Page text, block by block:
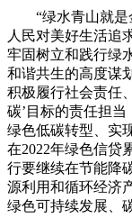
“绿水青山就是
人民对美好生活追
牢固树立和践行绿
和谐共生的高度谋
积极履行社会责任
碳’目标的责任担
绿色低碳转型、实
在2022年绿色信贷
行要继续在节能降
源利用和循环经济
绿色可持续发展、